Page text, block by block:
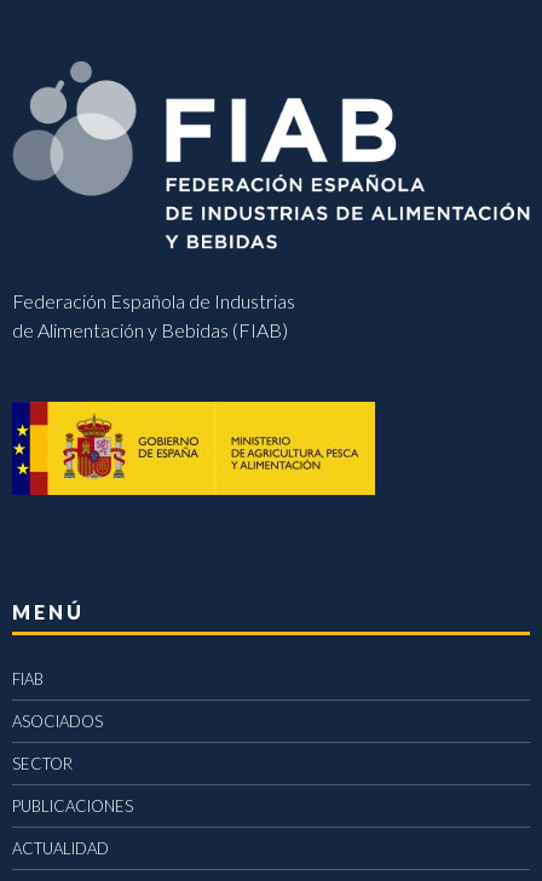
Federación Española de Industrias
de Alimentación y Bebidas (FIAB)
MENÚ
FIAB
ASOCIADOS
SECTOR
PUBLICACIONES
ACTUALIDAD